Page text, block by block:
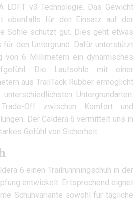
LOFT v3-Technologie. Das Gewicht
ebenfalls für den Einsatz auf der
Sohle schützt gut. Dies geht etwas
den Untergrund. Dafür unterstützt
von 6 Millimetern ein dynamisches
Die Laufsohle mit einer
aus TrailTack Rubber ermöglicht
Untergrundarten.
Off zwischen Komfort und
Der Caldera 6 vermittelt uns in
Gefühl von Sicherheit.
6 einen Trailrunnningschuh in der
entwickelt. Entsprechend eignet
Schuhvariante sowohl für tägliche